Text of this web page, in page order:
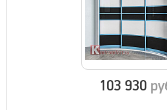
103 930